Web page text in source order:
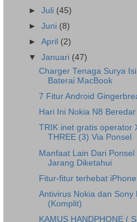
►Juli (45)
►Juni (8)
►April (2)
▼Januari (47)
Charger Tenaga Surya
Baterai MacBook
7 Fitur Android
Hari Ini Nokia N8 Beredar
TRIK inet gratis operator
THREE (3) Via Ponsel
Manfaat Lain Dari Ponsel
Jarang Diketahui
Fitur-fitur terhebat
Antivirus Nokia dan Sony
(Komplit)
KAMUS HANDPHONE (